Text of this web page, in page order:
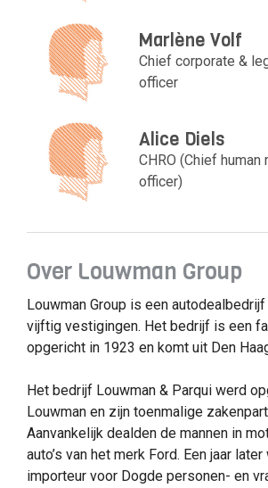
Marlène Volf
Chief corporate &
officer
Alice Diels
CHRO (Chief human
officer)
Over Louwman Group
Louwman Group is een
vijftig vestigingen. Het bedrijf is een
opgericht in 1923 en komt uit Den
Het bedrijf Louwman & Parqui werd
Louwman en zijn toenmalige
Aanvankelijk dealden de mannen in
auto’s van het merk Ford. Een jaar
importeur voor Dogde personen- en